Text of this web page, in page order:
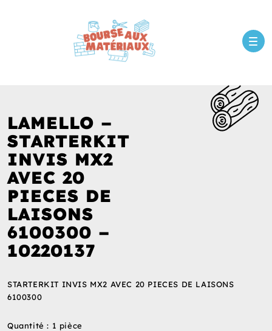
LAMELLO –
STARTERKIT
INVIS MX2
AVEC 20
PIECES DE
LAISONS
6100300 –
10220137
STARTERKIT INVIS MX2 AVEC 20 PIECES DE LAISONS
6100300
Quantité : 1 pièce